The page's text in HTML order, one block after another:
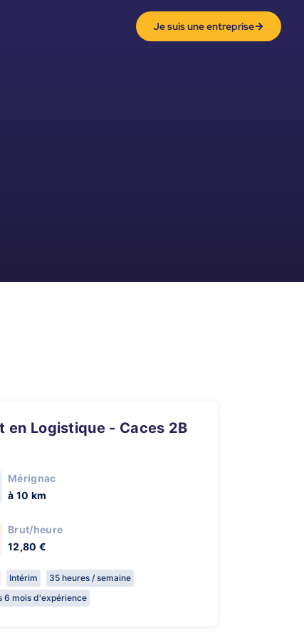
Je suis une entreprise
Mérignac
à 10 km
Brut/heure
12,80 €
Intérim
35 heures / semaine
6 mois d'expérience